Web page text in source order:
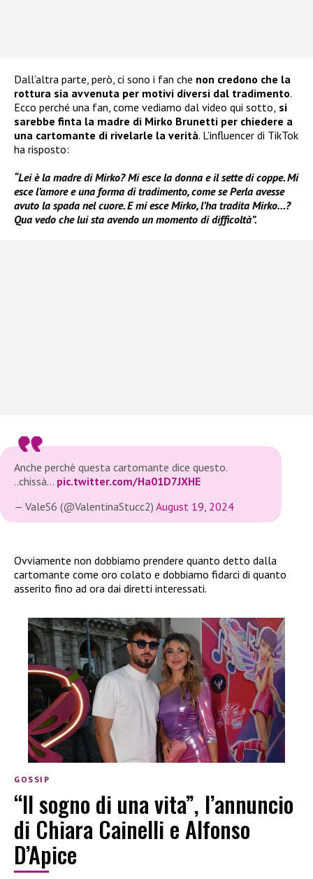
Dall’altra parte, però, ci sono i fan che non credono che la
rottura sia avvenuta per motivi diversi dal tradimento.
Ecco perché una fan, come vediamo dal video qui sotto, si
sarebbe finta la madre di Mirko Brunetti per chiedere a
una cartomante di rivelarle la verità. L’influencer di TikTok
ha risposto:
“Lei è la madre di Mirko? Mi esce la donna e il sette di coppe. Mi
esce l’amore e una forma di tradimento, come se Perla avesse
avuto la spada nel cuore. E mi esce Mirko, l’ha tradita Mirko…?
Qua vedo che lui sta avendo un momento di difficoltà”.
Anche perchè questa cartomante dice questo.
..chissà… pic.twitter.com/Ha01D7JXHE
— ValeS6 (@ValentinaStucc2) August 19, 2024
Ovviamente non dobbiamo prendere quanto detto dalla
cartomante come oro colato e dobbiamo fidarci di quanto
asserito fino ad ora dai diretti interessati.
GOSSIP
“Il sogno di una vita”, l’annuncio
di Chiara Cainelli e Alfonso
D’Apice